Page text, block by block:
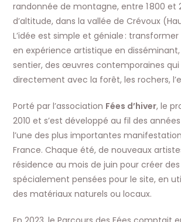
randonnée de montagne, entre 1 800 et
d’altitude, dans la vallée de Crévoux
L’idée est simple et géniale :
en expérience artistique en
sentier, des œuvres contemporaines
directement avec la forêt, les rochers,
Porté par l’association Fées d’hiver, le
2010 et s’est développé au fil des
l’une des plus importantes
France. Chaque été, de nouveaux
résidence au mois de juin pour créer
spécialement pensées pour le site, en
des matériaux naturels ou locaux.